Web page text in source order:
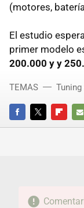
(motores,
El estudio
primer modelo
200.000 y y
FACEBOOKTWITTER
E-
TEMAS